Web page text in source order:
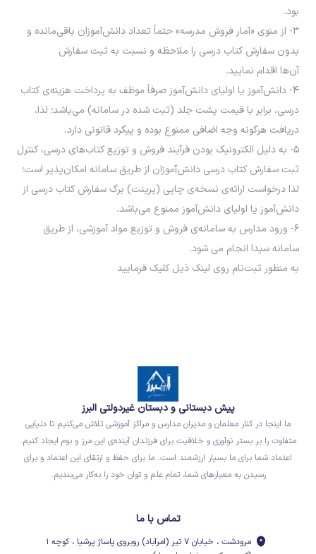
بود.
۳- از منوی «آمار فروش مدرسه» حتماً تعداد دانش‌آموزان باقی‌مانده و
بدون سفارش کتاب درسی را ملاحظه و نسبت به ثبت سفارش
آن‌ها اقدام نمایید.
۴- دانش‌آموز یا اولیای دانش‌آموز صرفاً موظف به پرداخت هزینه‌ی کتاب
درسی، برابر با قیمت پشت جلد (ثبت شده در سامانه) می‌باشد؛ لذا،
دریافت هرگونه وجه اضافی ممنوع بوده و پیگرد قانونی دارد.
۵- به دلیل الکترونیک بودن فرآیند فروش و توزیع کتاب‌های درسی، کنترل
ثبت سفارش کتاب درسی دانش‌آموزان از طریق سامانه امکان‌پذیر است؛
لذا درخواست ارائه‌ی نسخه‌ی چاپی (پرینت) برگ سفارش کتاب درسی از
دانش‌آموز یا اولیای دانش‌آموز ممنوع می‌باشد.
۶- ورود مدارس به سامانه‌ی فروش و توزیع مواد آموزشی، از طریق
سامانه سیدا انجام می شود.
به منظور ثبت‌نام روی لینک ذیل کلیک فرمایید
پیش دبستانی و دبستان غیردولتی البرز
ما اینجا در کنار معلمان و مدیران مدارس و مراکز آموزشی تلاش می‌کنیم تا دنیایی
متفاوت را بر بستر نوآوری و خلاقیت برای فرزندان آینده‌ی این مرز و بوم ایجاد کنیم.
اعتماد شما برای ما بسیار ارزشمند است. ما برای حفظ و ارتقای این اعتماد و برای
رسیدن به معیارهای شما، تمام علم و توان خود را به‌کار می‌بندیم.
تماس با ما
مرودشت ، خیابان ۷ تیر (امرآباد) روبروی پاساژ پرشیا ، کوچه ۱